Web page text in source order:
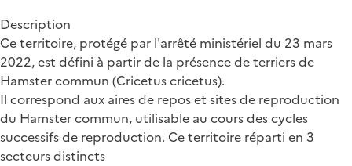
Description
Ce territoire, protégé par l'arrêté ministériel du 23 mars
2022, est défini à partir de la présence de terriers de
Hamster commun (Cricetus cricetus).
Il correspond aux aires de repos et sites de reproduction
du Hamster commun, utilisable au cours des cycles
successifs de reproduction. Ce territoire réparti en 3
secteurs distincts